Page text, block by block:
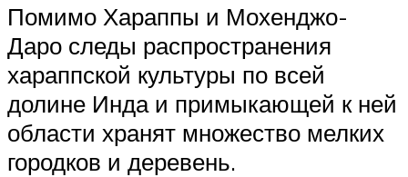
Помимо Хараппы и Мохенджо-
Даро следы распространения
хараппской культуры по всей
долине Инда и примыкающей к ней
области хранят множество мелких
городков и деревень.